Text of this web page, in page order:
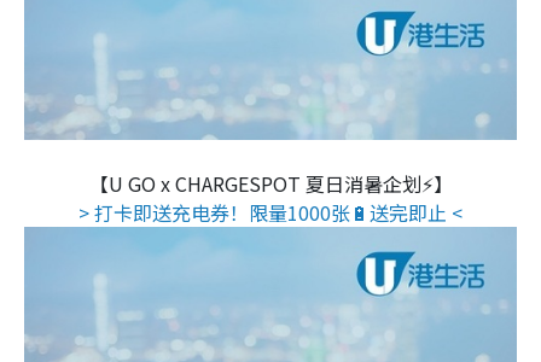
【U GO x CHARGESPOT 夏日消暑企划⚡】
> 打卡即送充电券！限量1000张🔋送完即止 <